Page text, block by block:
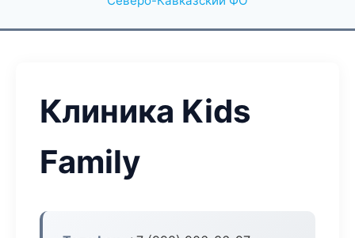
Клиника Kids
Family